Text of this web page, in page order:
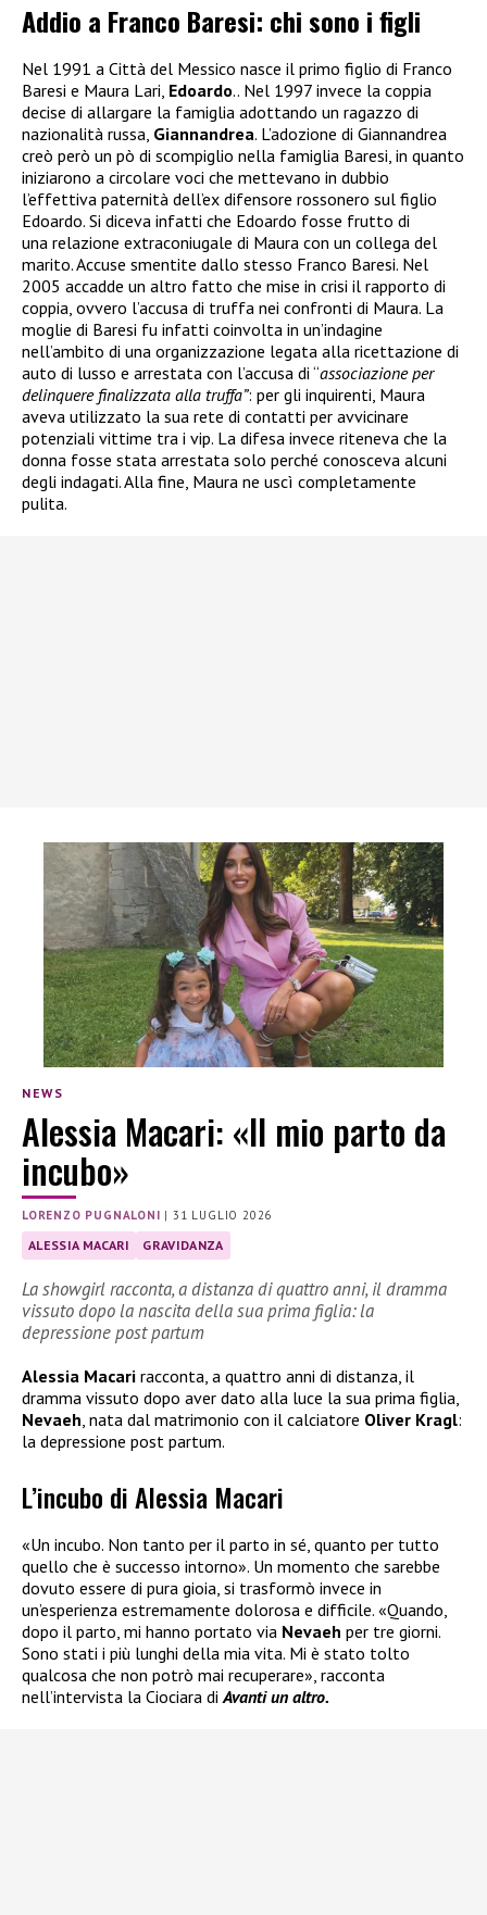
Addio a Franco Baresi: chi sono i figli
Nel 1991 a Città del Messico nasce il primo figlio di Franco
Baresi e Maura Lari, Edoardo.. Nel 1997 invece la coppia
decise di allargare la famiglia adottando un ragazzo di
nazionalità russa, Giannandrea. L’adozione di Giannandrea
creò però un pò di scompiglio nella famiglia Baresi, in quanto
iniziarono a circolare voci che mettevano in dubbio
l’effettiva paternità dell’ex difensore rossonero sul figlio
Edoardo. Si diceva infatti che Edoardo fosse frutto di
una relazione extraconiugale di Maura con un collega del
marito. Accuse smentite dallo stesso Franco Baresi. Nel
2005 accadde un altro fatto che mise in crisi il rapporto di
coppia, ovvero l’accusa di truffa nei confronti di Maura. La
moglie di Baresi fu infatti coinvolta in un’indagine
nell’ambito di una organizzazione legata alla ricettazione di
auto di lusso e arrestata con l’accusa di “associazione per
delinquere finalizzata alla truffa”: per gli inquirenti, Maura
aveva utilizzato la sua rete di contatti per avvicinare
potenziali vittime tra i vip. La difesa invece riteneva che la
donna fosse stata arrestata solo perché conosceva alcuni
degli indagati. Alla fine, Maura ne uscì completamente
pulita.
NEWS
Alessia Macari: «Il mio parto da
incubo»
LORENZO PUGNALONI |31 LUGLIO 2026
ALESSIA MACARI GRAVIDANZA
La showgirl racconta, a distanza di quattro anni, il dramma
vissuto dopo la nascita della sua prima figlia: la
depressione post partum
Alessia Macari racconta, a quattro anni di distanza, il
dramma vissuto dopo aver dato alla luce la sua prima figlia,
Nevaeh, nata dal matrimonio con il calciatore Oliver Kragl:
la depressione post partum.
L’incubo di Alessia Macari
«Un incubo. Non tanto per il parto in sé, quanto per tutto
quello che è successo intorno». Un momento che sarebbe
dovuto essere di pura gioia, si trasformò invece in
un’esperienza estremamente dolorosa e difficile. «Quando,
dopo il parto, mi hanno portato via Nevaeh per tre giorni.
Sono stati i più lunghi della mia vita. Mi è stato tolto
qualcosa che non potrò mai recuperare», racconta
nell’intervista la Ciociara di Avanti un altro.